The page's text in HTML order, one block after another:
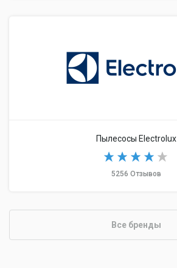
Пылесосы Electrolux
5256 Отзывов
Все бренды